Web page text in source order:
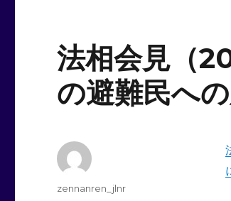
法相会見（
の避難民へ
投
zennanren_jlnr